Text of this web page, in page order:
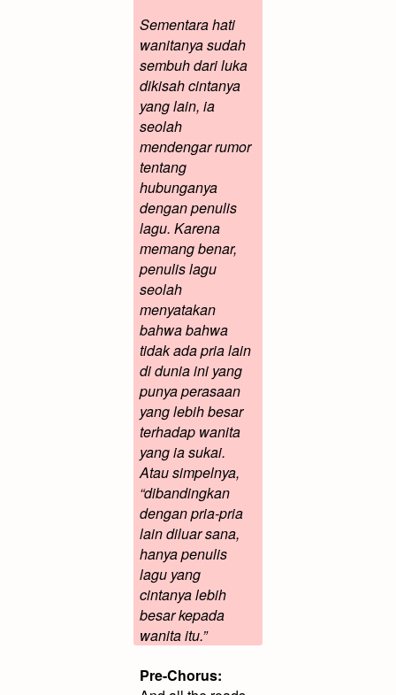
Sementara hati
wanitanya sudah
sembuh dari luka
dikisah cintanya
yang lain, ia
seolah
mendengar rumor
tentang
hubunganya
dengan penulis
lagu. Karena
memang benar,
penulis lagu
seolah
menyatakan
bahwa bahwa
tidak ada pria lain
di dunia ini yang
punya perasaan
yang lebih besar
terhadap wanita
yang ia sukai.
Atau simpelnya,
“dibandingkan
dengan pria-pria
lain diluar sana,
hanya penulis
lagu yang
cintanya lebih
besar kepada
wanita itu.”
Pre-Chorus: